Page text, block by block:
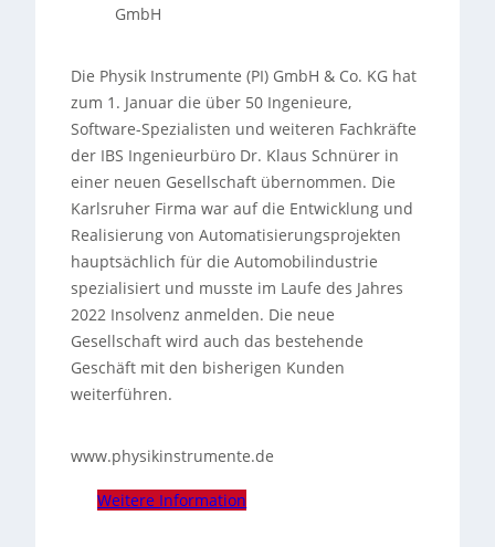
GmbH
Die Physik Instrumente (PI) GmbH & Co. KG hat
zum 1. Januar die über 50 Ingenieure,
Software-Spezialisten und weiteren Fachkräfte
der IBS Ingenieurbüro Dr. Klaus Schnürer in
einer neuen Gesellschaft übernommen. Die
Karlsruher Firma war auf die Entwicklung und
Realisierung von Automatisierungsprojekten
hauptsächlich für die Automobilindustrie
spezialisiert und musste im Laufe des Jahres
2022 Insolvenz anmelden. Die neue
Gesellschaft wird auch das bestehende
Geschäft mit den bisherigen Kunden
weiterführen.
www.physikinstrumente.de
Weitere Information